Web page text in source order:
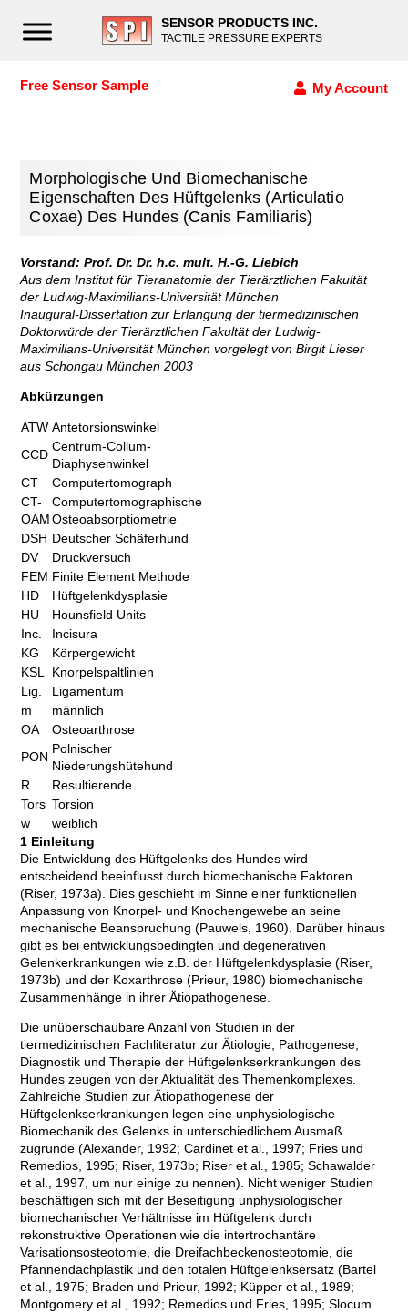
SENSOR PRODUCTS INC.
TACTILE PRESSURE EXPERTS
Free Sensor Sample My Account
Morphologische Und Biomechanische
Eigenschaften Des Hüftgelenks (Articulatio
Coxae) Des Hundes (Canis Familiaris)
Vorstand: Prof. Dr. Dr. h.c. mult. H.-G. Liebich
Aus dem Institut für Tieranatomie der Tierärztlichen Fakultät
der Ludwig-Maximilians-Universität München
Inaugural-Dissertation zur Erlangung der tiermedizinischen
Doktorwürde der Tierärztlichen Fakultät der Ludwig-
Maximilians-Universität München vorgelegt von Birgit Lieser
aus Schongau München 2003
Abkürzungen
ATW Antetorsionswinkel
CCD
Centrum-Collum-
Diaphysenwinkel
CT
Computertomograph
CT-
OAM
Computertomographische
Osteoabsorptiometrie
DSH Deutscher Schäferhund
DV
Druckversuch
FEM Finite Element Methode
HD
Hüftgelenkdysplasie
HU
Hounsfield Units
Inc.
Incisura
KG
Körpergewicht
KSL
Knorpelspaltlinien
Lig.
Ligamentum
m
männlich
OA
Osteoarthrose
PON
Polnischer
Niederungshütehund
R
Resultierende
Tors Torsion
w
weiblich
1 Einleitung
Die Entwicklung des Hüftgelenks des Hundes wird
entscheidend beeinflusst durch biomechanische Faktoren
(Riser, 1973a). Dies geschieht im Sinne einer funktionellen
Anpassung von Knorpel- und Knochengewebe an seine
mechanische Beanspruchung (Pauwels, 1960). Darüber hinaus
gibt es bei entwicklungsbedingten und degenerativen
Gelenkerkrankungen wie z.B. der Hüftgelenkdysplasie (Riser,
1973b) und der Koxarthrose (Prieur, 1980) biomechanische
Zusammenhänge in ihrer Ätiopathogenese.
Die unüberschaubare Anzahl von Studien in der
tiermedizinischen Fachliteratur zur Ätiologie, Pathogenese,
Diagnostik und Therapie der Hüftgelenkserkrankungen des
Hundes zeugen von der Aktualität des Themenkomplexes.
Zahlreiche Studien zur Ätiopathogenese der
Hüftgelenkserkrankungen legen eine unphysiologische
Biomechanik des Gelenks in unterschiedlichem Ausmaß
zugrunde (Alexander, 1992; Cardinet et al., 1997; Fries und
Remedios, 1995; Riser, 1973b; Riser et al., 1985; Schawalder
et al., 1997, um nur einige zu nennen). Nicht weniger Studien
beschäftigen sich mit der Beseitigung unphysiologischer
biomechanischer Verhältnisse im Hüftgelenk durch
rekonstruktive Operationen wie die intertrochantäre
Varisationsosteotomie, die Dreifachbeckenosteotomie, die
Pfannendachplastik und den totalen Hüftgelenksersatz (Bartel
et al., 1975; Braden und Prieur, 1992; Küpper et al., 1989;
Montgomery et al., 1992; Remedios und Fries, 1995; Slocum